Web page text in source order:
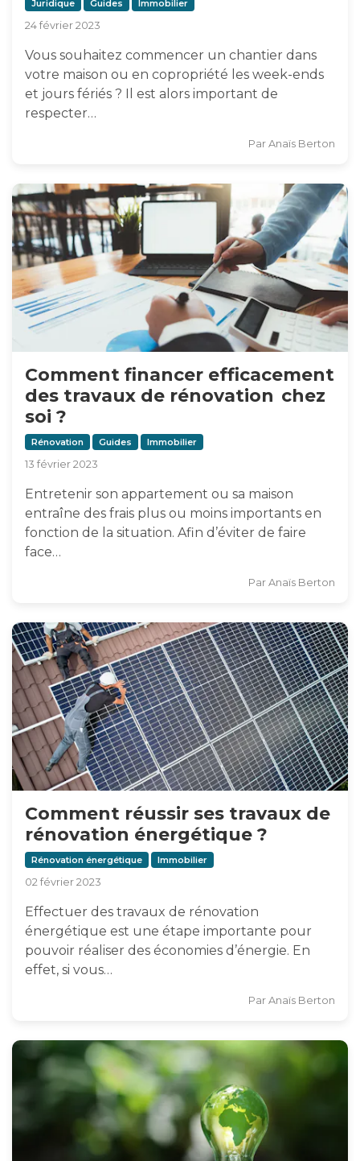
Juridique Guides Immobilier
24 février 2023
Vous souhaitez commencer un chantier dans
votre maison ou en copropriété les week-ends
et jours fériés ? Il est alors important de
respecter…
Par Anaïs Berton
Comment financer efficacement
des travaux de rénovation chez
soi ?
Rénovation Guides Immobilier
13 février 2023
Entretenir son appartement ou sa maison
entraîne des frais plus ou moins importants en
fonction de la situation. Afin d’éviter de faire
face…
Par Anaïs Berton
Comment réussir ses travaux de
rénovation énergétique ?
Rénovation énergétique Immobilier
02 février 2023
Effectuer des travaux de rénovation
énergétique est une étape importante pour
pouvoir réaliser des économies d’énergie. En
effet, si vous…
Par Anaïs Berton